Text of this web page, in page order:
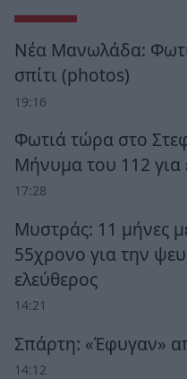
Νέα Μανωλάδα:
σπίτι (photos)
19:16
Φωτιά τώρα στο
Μήνυμα του 112 για
17:28
Μυστράς: 11 μήνες
55χρονο για την
ελεύθερος
14:21
Σπάρτη: «Έφυγαν»
14:12